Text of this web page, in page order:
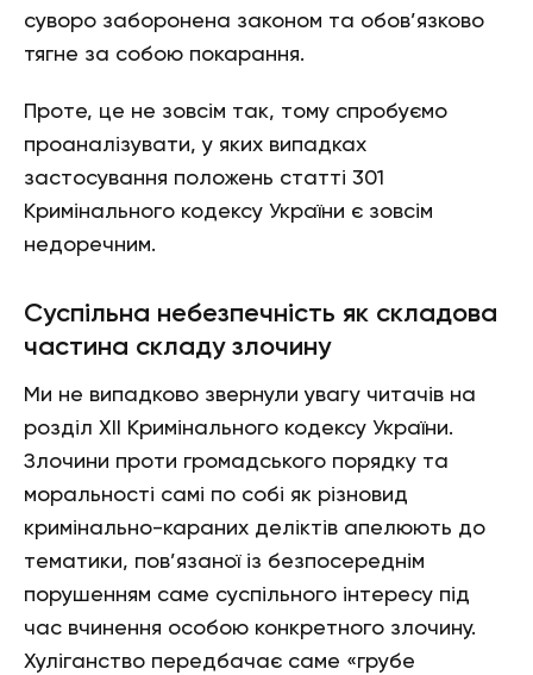
суворо заборонена законом та обов’язково
тягне за собою покарання.
Проте, це не зовсім так, тому спробуємо
проаналізувати, у яких випадках
застосування положень статті 301
Кримінального кодексу України є зовсім
недоречним.
Суспільна небезпечність як складова
частина складу злочину
Ми не випадково звернули увагу читачів на
розділ XII Кримінального кодексу України.
Злочини проти громадського порядку та
моральності самі по собі як різновид
кримінально-караних деліктів апелюють до
тематики, пов’язаної із безпосереднім
порушенням саме суспільного інтересу під
час вчинення особою конкретного злочину.
Хуліганство передбачає саме «грубе